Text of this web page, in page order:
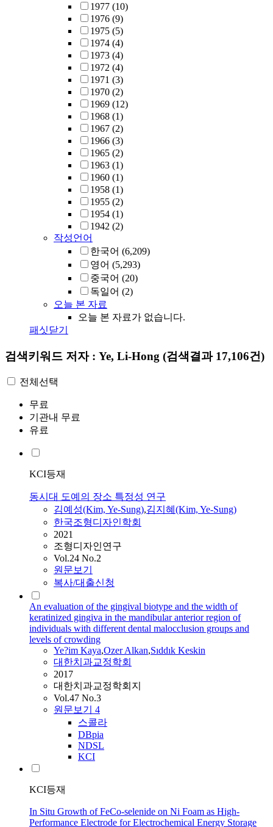
1977 (10)
1976 (9)
1975 (5)
1974 (4)
1973 (4)
1972 (4)
1971 (3)
1970 (2)
1969 (12)
1968 (1)
1967 (2)
1966 (3)
1965 (2)
1963 (1)
1960 (1)
1958 (1)
1955 (2)
1954 (1)
1942 (2)
작성언어
한국어 (6,209)
영어 (5,293)
중국어 (20)
독일어 (2)
오늘 본 자료
오늘 본 자료가 없습니다.
패싯닫기
검색키워드 저자 : Ye, Li-Hong (검색결과 17,106건)
전체선택
무료
기관내 무료
유료
KCI등재
동시대 도예의 장소 특정성 연구
김예성(Kim, Ye-Sung),김지혜(Kim, Ye-Sung)
한국조형디자인학회
2021
조형디자인연구
Vol.24 No.2
원문보기
복사/대출신청
An evaluation of the gingival biotype and the width of
keratinized gingiva in the mandibular anterior region of
individuals with different dental malocclusion groups and
levels of crowding
Ye?im Kaya,Ozer Alkan,Sıddık Keskin
대한치과교정학회
2017
대한치과교정학회지
Vol.47 No.3
원문보기 4
스콜라
DBpia
NDSL
KCI
KCI등재
In Situ Growth of FeCo-selenide on Ni Foam as High-
Performance Electrode for Electrochemical Energy Storage